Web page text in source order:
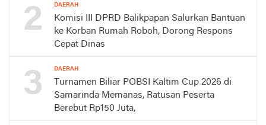
2 DAERAH
Komisi III DPRD Balikpapan Salurkan Bantuan
ke Korban Rumah Roboh, Dorong Respons
Cepat Dinas
3 DAERAH
Turnamen Biliar POBSI Kaltim Cup 2026 di
Samarinda Memanas, Ratusan Peserta
Berebut Rp150 Juta,